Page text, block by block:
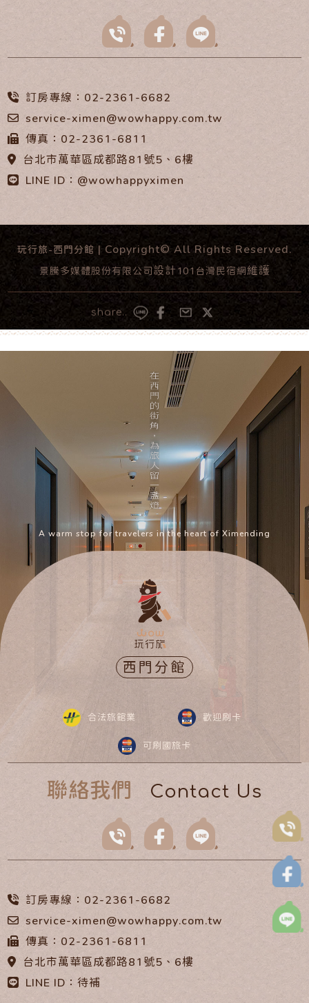
訂房專線：02-2361-6682
service-ximen@wowhappy.com.tw
傳真：02-2361-6811
台北市萬華區成都路81號5、6樓
LINE ID：@wowhappyximen
玩行旅-西門分館 | Copyright© All Rights Reserved.
景騰多媒體股份有限公司設計 101台灣民宿網維護
share..
A warm stop for travelers in the heart of Ximending
西門分館
合法旅館業 歡迎刷卡
可刷國旅卡
聯絡我們 Contact Us
訂房專線：02-2361-6682
service-ximen@wowhappy.com.tw
傳真：02-2361-6811
台北市萬華區成都路81號5、6樓
LINE ID：待補